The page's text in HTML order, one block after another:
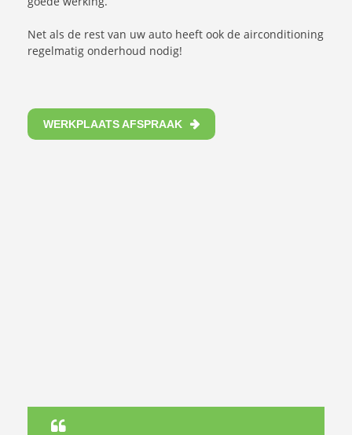
Net als de rest van uw auto heeft ook de airconditioning
regelmatig onderhoud nodig!
WERKPLAATS AFSPRAAK